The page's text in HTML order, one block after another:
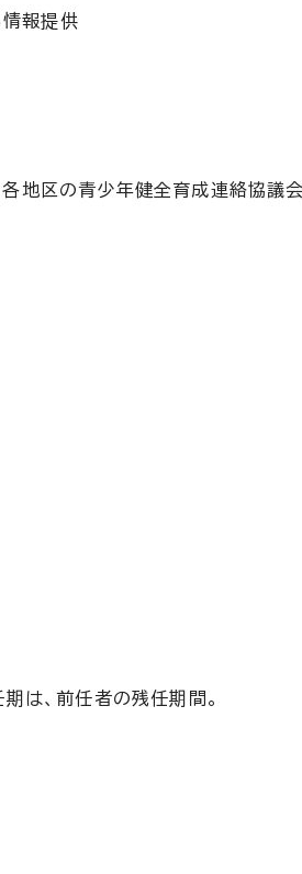
報提供
地区の青少年健全育成連絡協議
は、前任者の残任期間。